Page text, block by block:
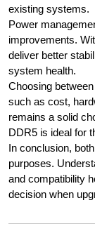
existing systems.
Power
improvements.
deliver better
system health.
Choosing
such as cost,
remains a solid
DDR5 is ideal for
In conclusion,
purposes.
and compatibility
decision when